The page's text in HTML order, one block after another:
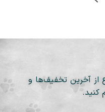
از آخرین تخفیف‌ها و
کنید.